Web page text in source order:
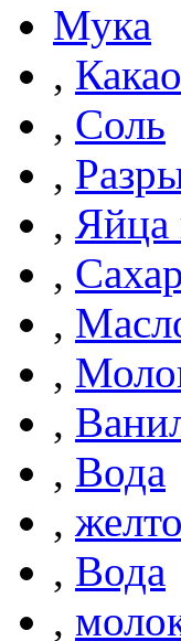
Мука
,
, Соль
,
, Яйца
, Сахар
,
,
,
, Вода
,
, Вода
,